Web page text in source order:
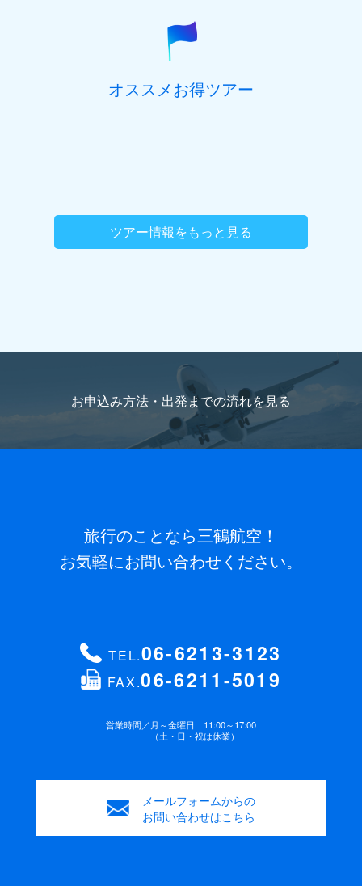
オススメお得ツアー
ツアー情報をもっと見る
お申込み方法・出発までの流れを見る
旅行のことなら三鶴航空！
お気軽にお問い合わせください。
TEL.06-6213-3123
FAX.06-6211-5019
営業時間／月～金曜日 11:00～17:00
（土・日・祝は休業）
メールフォームからの
お問い合わせはこちら